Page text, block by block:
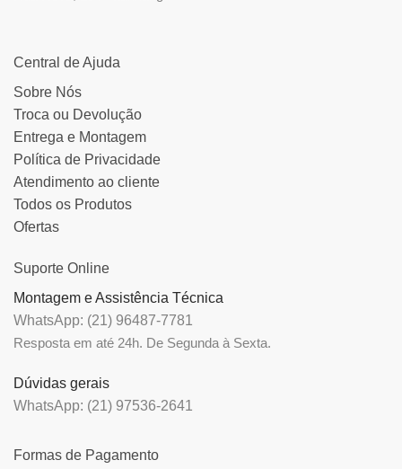
Central de Ajuda
Sobre Nós
Troca ou Devolução
Entrega e Montagem
Política de Privacidade
Atendimento ao cliente
Todos os Produtos
Ofertas
Suporte Online
Montagem e Assistência Técnica
WhatsApp: (21) 96487-7781
Resposta em até 24h. De Segunda à Sexta.
Dúvidas gerais
WhatsApp: (21) 97536-2641
Formas de Pagamento